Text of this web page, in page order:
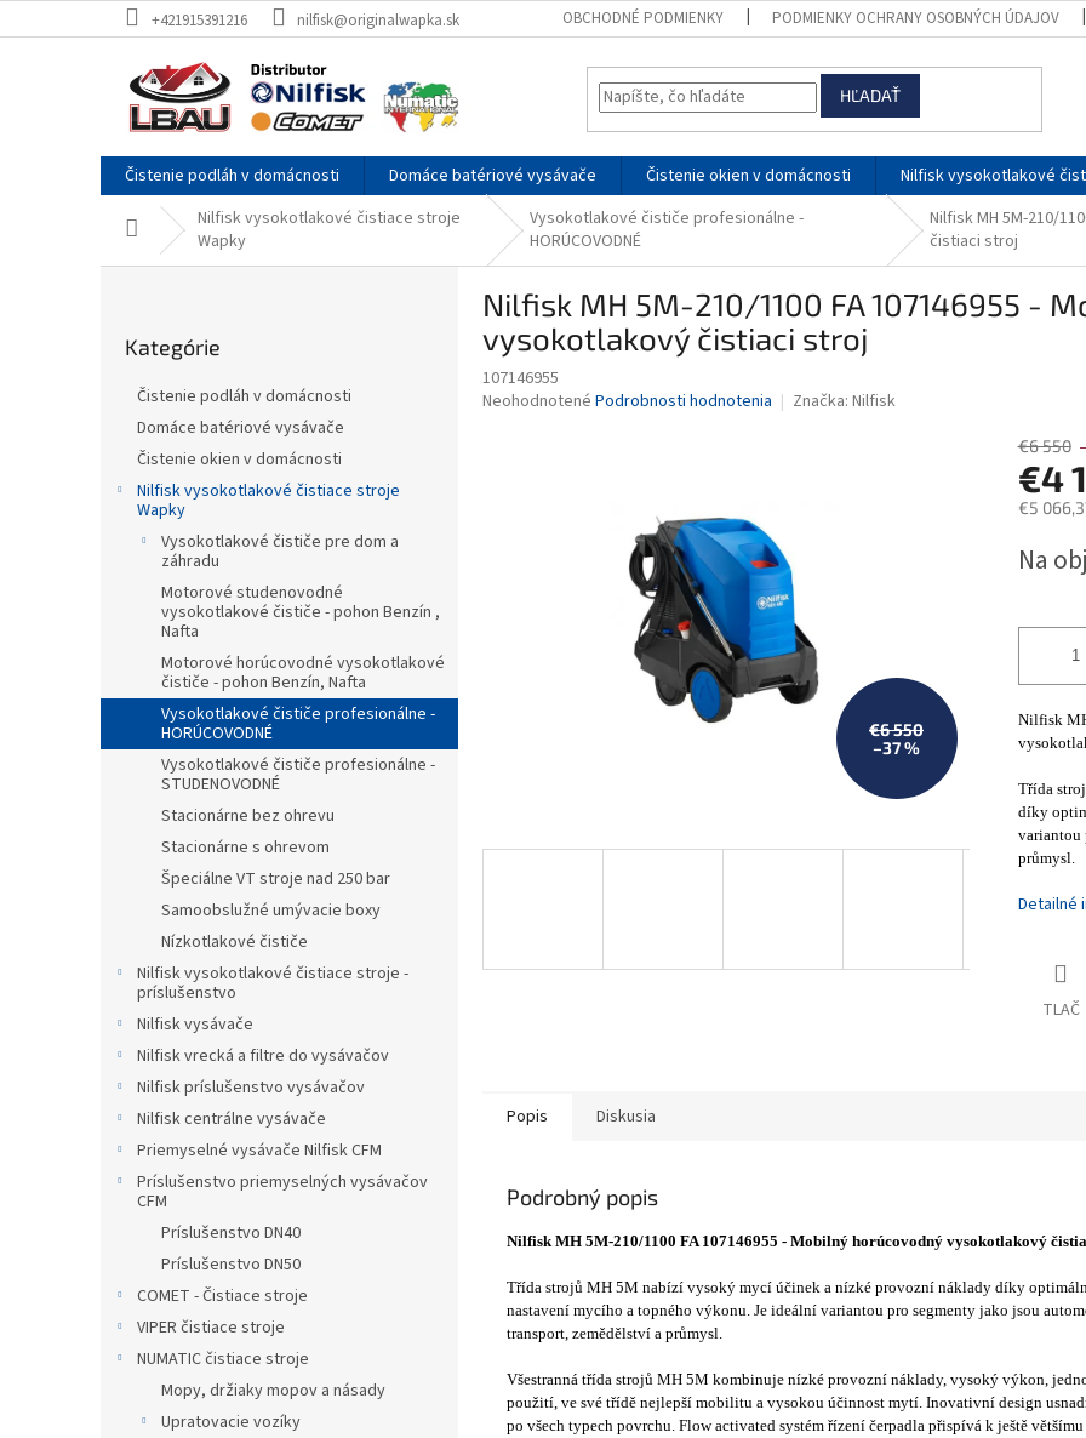
na
+421915391216 nilfisk@originalwapka.sk OBCHODNÉ PODMIENKY PODMIENKY OCHRANY OSOBNÝCH ÚDAJOV
HĽADAŤ
Čistenie podláh v domácnosti Domáce batériové vysávače Čistenie okien v domácnosti Nilfisk vysokotlakové
DomovNilfisk vysokotlakové čistiace stroje
Wapky
Vysokotlakové čističe profesionálne -
HORÚCOVODNÉ
Nilfisk MH 5M-210/
čistiaci stroj
kategórie
Kategórie
Čistenie podláh v domácnosti
Domáce batériové vysávače
Čistenie okien v domácnosti
Nilfisk vysokotlakové čistiace stroje
Wapky
Vysokotlakové čističe pre dom a
záhradu
Motorové studenovodné
vysokotlakové čističe - pohon Benzín ,
Nafta
Motorové horúcovodné vysokotlakové
čističe - pohon Benzín, Nafta
Vysokotlakové čističe profesionálne -
HORÚCOVODNÉ
Vysokotlakové čističe profesionálne -
STUDENOVODNÉ
Stacionárne bez ohrevu
Stacionárne s ohrevom
Špeciálne VT stroje nad 250 bar
Samoobslužné umývacie boxy
Nízkotlakové čističe
Nilfisk vysokotlakové čistiace stroje -
príslušenstvo
Nilfisk vysávače
Nilfisk vrecká a filtre do vysávačov
Nilfisk príslušenstvo vysávačov
Nilfisk centrálne vysávače
Priemyselné vysávače Nilfisk CFM
Príslušenstvo priemyselných vysávačov
CFM
Príslušenstvo DN40
Príslušenstvo DN50
COMET - Čistiace stroje
VIPER čistiace stroje
NUMATIC čistiace stroje
Mopy, držiaky mopov a násady
Upratovacie vozíky
Nilfisk MH 5M-210/1100 FA 107146955 -
vysokotlakový čistiaci stroj
107146955
Priemerné
Neohodnotené Podrobnosti hodnotenia Značka: Nilfisk
€6 550
–37 %
€6 550
€4
€5
cena:
Na
Nilfisk
Třída
díky
variantou
průmysl.
Detailné
TLAČ
Popis Diskusia
Podrobný popis
Nilfisk MH 5M-210/1100 FA 107146955 - Mobilný horúcovodný vysokotlakový
Třída strojů MH 5M nabízí vysoký mycí účinek a nízké provozní náklady díky
nastavení mycího a topného výkonu. Je ideální variantou pro segmenty jako jsou
transport, zemědělství a průmysl.
Všestranná třída strojů MH 5M kombinuje nízké provozní náklady, vysoký výkon,
použití, ve své třídě nejlepší mobilitu a vysokou účinnost mytí. Inovativní design
po všech typech povrchu. Flow activated systém řízení čerpadla přispívá k ještě